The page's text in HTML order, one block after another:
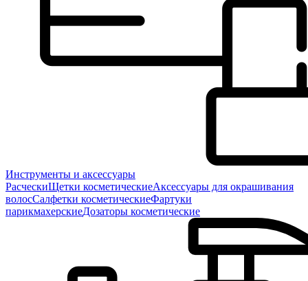
Инструменты и аксессуары
РасческиЩетки косметическиеАксессуары для окрашивания
волосСалфетки косметическиеФартуки
парикмахерскиеДозаторы косметические